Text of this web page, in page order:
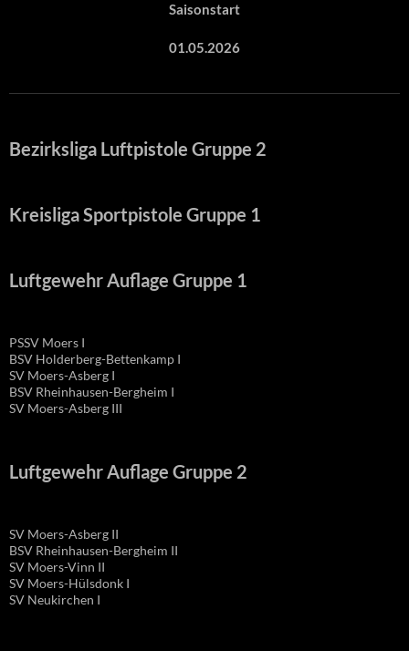
Saisonstart
01.05.2026
Bezirksliga Luftpistole Gruppe 2
Kreisliga Sportpistole Gruppe 1
Luftgewehr Auflage Gruppe 1
PSSV Moers I
BSV Holderberg-Bettenkamp I
SV Moers-Asberg I
BSV Rheinhausen-Bergheim I
SV Moers-Asberg III
Luftgewehr Auflage Gruppe 2
SV Moers-Asberg II
BSV Rheinhausen-Bergheim II
SV Moers-Vinn II
SV Moers-Hülsdonk I
SV Neukirchen I